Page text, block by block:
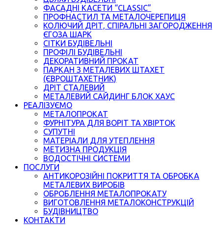
ФАСАДНІ КАСЕТИ “CLASSIC”
ПРОФНАСТИЛ ТА МЕТАЛОЧЕРЕПИЦЯ
КОЛЮЧИЙ ДРІТ, СПІРАЛЬНІ ЗАГОРОДЖЕННЯ
ЄГОЗА ШАРК
СІТКИ БУДІВЕЛЬНІ
ПРОФІЛІ БУДІВЕЛЬНІ
ДЕКОРАТИВНИЙ ПРОКАТ
ПАРКАН З МЕТАЛЕВИХ ШТАХЕТ
(ЄВРОШТАХЕТНИК)
ДРІТ СТАЛЕВИЙ
МЕТАЛЕВИЙ САЙДИНГ БЛОК ХАУС
РЕАЛІЗУЄМО
МЕТАЛОПРОКАТ
ФУРНІТУРА ДЛЯ ВОРІТ ТА ХВІРТОК
СУПУТНІ
МАТЕРІАЛИ ДЛЯ УТЕПЛЕННЯ
МЕТИЗНА ПРОДУКЦІЯ
ВОДОСТІЧНІ СИСТЕМИ
ПОСЛУГИ
АНТИКОРОЗІЙНІ ПОКРИТТЯ ТА ОБРОБКА
МЕТАЛЕВИХ ВИРОБІВ
ОБРОБЛЕННЯ МЕТАЛОПРОКАТУ
ВИГОТОВЛЕННЯ МЕТАЛОКОНСТРУКЦІЙ
БУДІВНИЦТВО
КОНТАКТИ